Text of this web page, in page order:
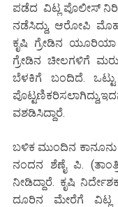
ಪಡೆದ ವಿಟ್ಲ ಪೊಲೀಸ್
ನಡೆಸಿದ್ದು, ಆರೋಪಿ
ಕೃಷಿ ಗ್ರೇಡಿನ ಯೂರಿಯಾ
ಗ್ರೇಡಿನ ಚೀಲಗಳಿಗೆ
ಬೆಳಕಿಗೆ ಬಂದಿದೆ.
ವಶಡಿಸಿದ್ದಾರೆ.
ಬಳಿಕ ಮುಂದಿನ ಕಾನೂನು
ನಂದನ ಶೆಣೈ ಪಿ.
ನೀಡಿದ್ದಾರೆ. ಕೃಷಿ
ದೂರಿನ ಮೇರೆಗೆ ವಿಟ್ಲ